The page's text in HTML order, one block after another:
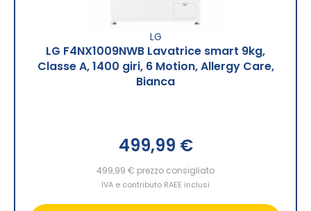
LG
LG F4NX1009NWB Lavatrice smart 9kg,
Classe A, 1400 giri, 6 Motion, Allergy Care,
Bianca
499,99 €
499,99 € prezzo consigliato
IVA e contributo RAEE inclusi